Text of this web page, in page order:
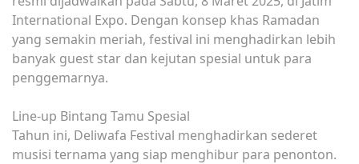
International Expo. Dengan konsep khas Ramadan
yang semakin meriah, festival ini menghadirkan lebih
banyak guest star dan kejutan spesial untuk para
penggemarnya.
Line-up Bintang Tamu Spesial
Tahun ini, Deliwafa Festival menghadirkan sederet
musisi ternama yang siap menghibur para penonton.